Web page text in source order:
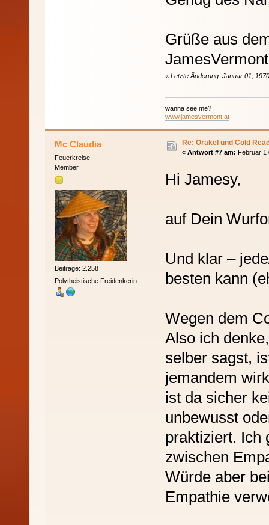
Grüße aus
JamesVermont
« Letzte Änderung: Januar 01,
wanna see me?
www.jamesvermont.at
Mc Claudia
Feuerkreise
Member
Beiträge: 2.258
Polytheistische Freidenkerin
Re: Orakel und Cold
« Antwort #7 am: Februar
Hi Jamesy,
auf Dein
Und klar –
besten kann
Wegen dem
Also ich
selber sagst,
jemandem
ist da sicher
unbewusst
praktiziert. Ich
zwischen
Würde aber
Empathie